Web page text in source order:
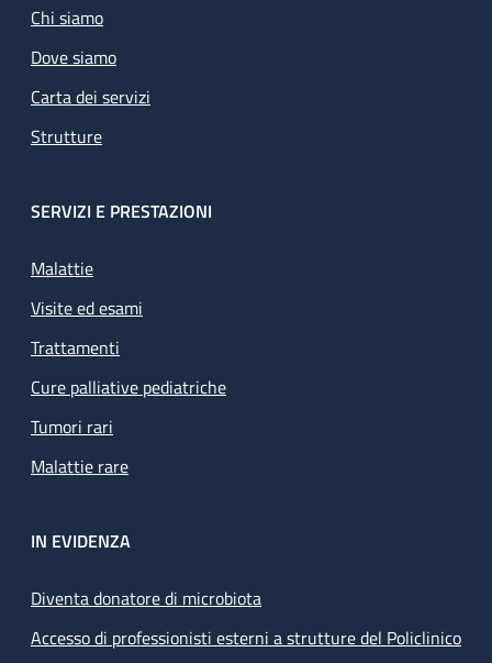
Chi siamo
Dove siamo
Carta dei servizi
Strutture
SERVIZI E PRESTAZIONI
Malattie
Visite ed esami
Trattamenti
Cure palliative pediatriche
Tumori rari
Malattie rare
IN EVIDENZA
Diventa donatore di microbiota
Accesso di professionisti esterni a strutture del Policlinico